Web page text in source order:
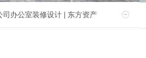
司办公室装修设计 | 东方资产